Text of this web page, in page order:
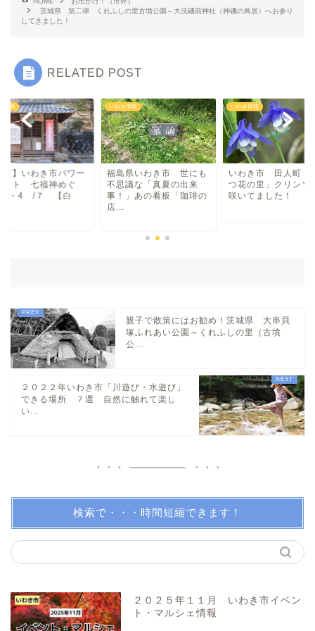
茨城県 第二弾 くれふしの里古墳公園～大洗磯前神社（神磯の鳥居）へお参り
してきました！
RELATED POST
情報
県いわき市 世にも
議な「真夏の出来
」あの看板「珈琲の
いわき情報
いわき市 田人町 「み
つ花の里」クリンソウが
咲いてました！
いわき情報
【開運】いわき市パ
スポット 七福神め
り 3・4 /７ 【白
親子で散策にはお勧め！茨城県 大串貝
塚ふれあい公園～くれふしの里（古墳
公...
２０２２年いわき市「川遊び・水遊び」
できる場所 ７選 自然に触れて楽し
い...
検索で・・・時間短縮できます！
２０２５年１１月 いわき市イベン
ト・マルシェ情報
マルシェ・キッチンカー
わらしべ長者
地域・場所
平・小川・四倉方面
泉・植田・遠野・田人方面
日帰り温泉
伝説・歴史
アイディアグッズ
トレンディー